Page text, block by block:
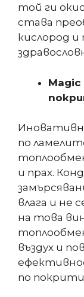
той ги
става
кислород и
Magic
по
и прах.
влага и не
на това
въздух и
по